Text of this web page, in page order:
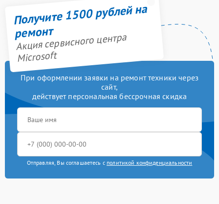
Получите 1500 рублей на
ремонт
Акция сервисного центра
Microsoft
При оформлении заявки на ремонт техники через
сайт,
действует персональная бессрочная скидка
Отправляя, Вы соглашаетесь с политикой конфиденциальности